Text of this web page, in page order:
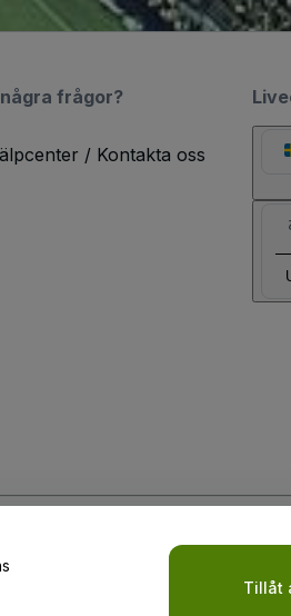
frågor?
/ Kontakta oss
Tillåt